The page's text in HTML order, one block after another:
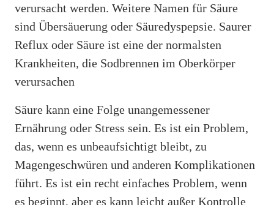
verursacht werden. Weitere Namen für Säure
sind Übersäuerung oder Säuredyspepsie. Saurer
Reflux oder Säure ist eine der normalsten
Krankheiten, die Sodbrennen im Oberkörper
verursachen
Säure kann eine Folge unangemessener
Ernährung oder Stress sein. Es ist ein Problem,
das, wenn es unbeaufsichtigt bleibt, zu
Magengeschwüren und anderen Komplikationen
führt. Es ist ein recht einfaches Problem, wenn
es beginnt, aber es kann leicht außer Kontrolle